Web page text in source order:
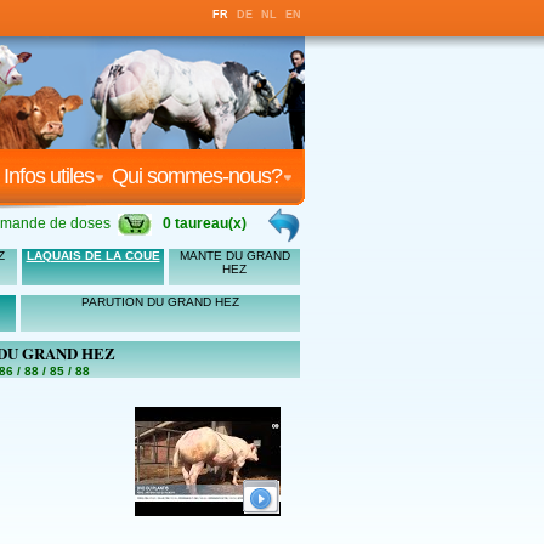
FR DE NL EN
Qui sommes-nous?
Infos utiles
de doses 0 taureau(x)
LAQUAIS DE LA COUE
MANTE DU GRAND
HEZ
PARUTION DU GRAND HEZ
GRAND HEZ
/ 88 / 85 / 88